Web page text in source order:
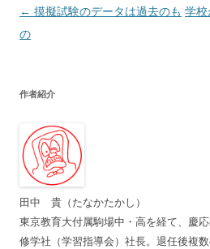
投
稿
ゲ
シ
ョ
← 摸擬試験のデータは過去のも
の
学
作者紹介
田中 貴（たなかたかし）
東京教育大付属駒場中・高を経て、慶
修学社（学習指導会）社長。退任後複